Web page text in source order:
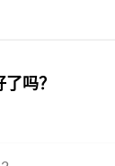
吗？